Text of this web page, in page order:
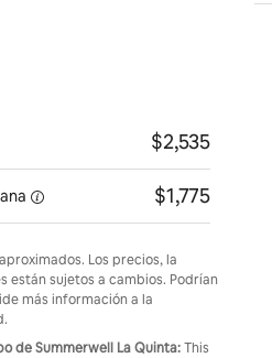
$2,535
$1,775
Los precios, la
están sujetos a cambios. Podrían
más información a la
de Summerwell La Quinta:This